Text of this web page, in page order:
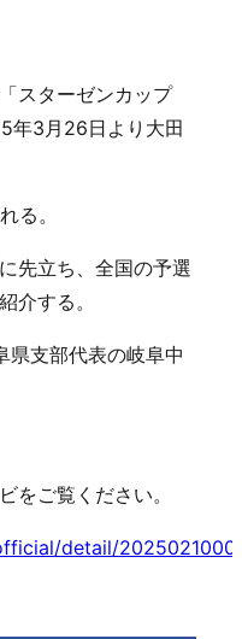
スターゼンカップ
年3月26日より大田
る。
先立ち、全国の予選
介する。
県支部代表の岐阜中
をご覧ください。
detail/